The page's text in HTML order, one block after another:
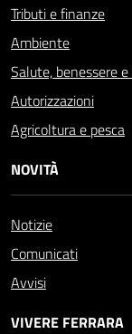
Tributi e finanze
Ambiente
Salute, benessere
Autorizzazioni
Agricoltura e pesca
NOVITÀ
Notizie
Comunicati
Avvisi
VIVERE FERRARA